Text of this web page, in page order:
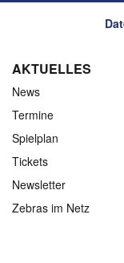
AKTUELLES
News
Termine
Spielplan
Tickets
Newsletter
Zebras im Netz